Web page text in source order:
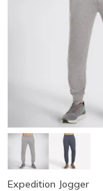
Expedition Jogger